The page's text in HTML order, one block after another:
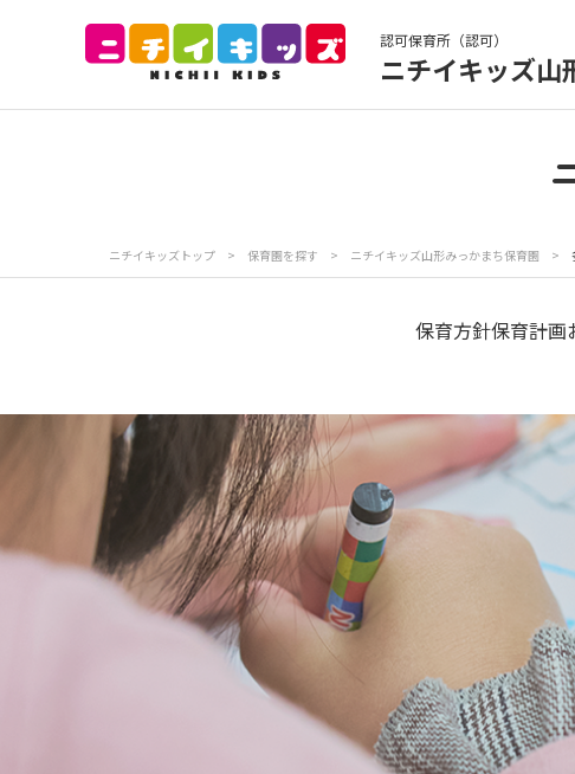
認可保育所（認可）
ニチイキッズ山
保育園
写真販売サービス 各種書
プライバシーポリシー
ニチイキッズトップ > 保育園を探す > ニチイキッズ山形みっかまち保育園 >
保育方針保育計画